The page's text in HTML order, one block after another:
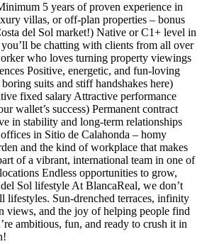
5 years of proven experience in
villas, or off‑plan properties – bonus
del Sol market!) Native or C1+ level in
be chatting with clients from all over
who loves turning property viewings
Positive, energetic, and fun‑loving
suits and stiff handshakes here)
fixed salary Attractive performance
wallet’s success) Permanent contract
in stability and long‑term relationships
in Sitio de Calahonda – homy
and the kind of workplace that makes
of a vibrant, international team in one of
Endless opportunities to grow,
Sol lifestyle At BlancaReal, we don’t
lifestyles. Sun‑drenched terraces, infinity
views, and the joy of helping people find
ambitious, fun, and ready to crush it in